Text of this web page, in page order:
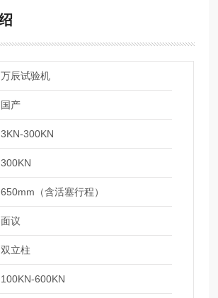
万辰试验机
国产
3KN-300KN
300KN
650mm（含活塞行程）
面议
双立柱
100KN-600KN